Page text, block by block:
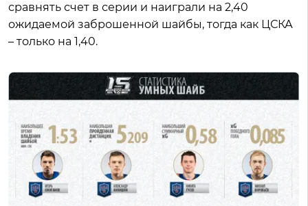
сравнять счет в серии и наиграли на 2,40
ожидаемой заброшенной шайбы, тогда как ЦСКА
– только на 1,40.